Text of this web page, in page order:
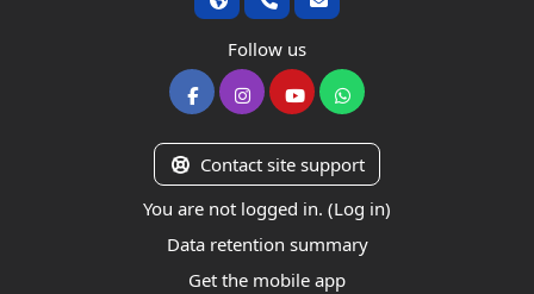
Follow us
Contact site support
You are not logged in. (Log in)
Data retention summary
Get the mobile app